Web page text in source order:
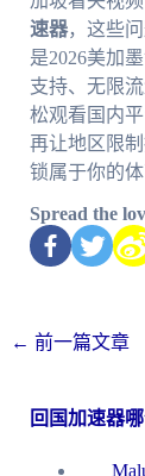
速器，这些
是2026美加墨
支持、无限
松观看国内
再让地区限
锁属于你的体
Spread the
← 前一篇文章
回国加速器